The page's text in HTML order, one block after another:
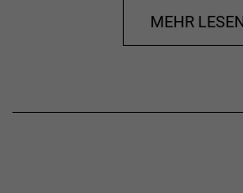
Das Beryll Esprit+ setzt auf
Riemenantrieb von Gates:
dauerhaft haltbar. Bosch
MEHR